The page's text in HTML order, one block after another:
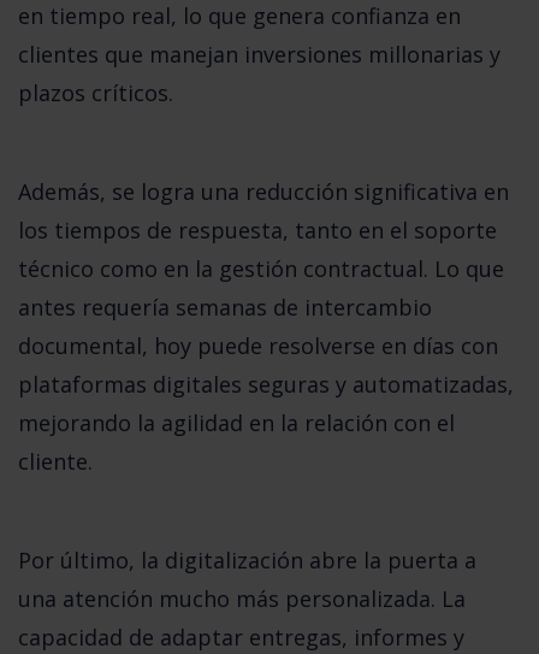
en tiempo real, lo que genera confianza en
clientes que manejan inversiones millonarias y
plazos críticos.
Además, se logra una reducción significativa en
los tiempos de respuesta, tanto en el soporte
técnico como en la gestión contractual. Lo que
antes requería semanas de intercambio
documental, hoy puede resolverse en días con
plataformas digitales seguras y automatizadas,
mejorando la agilidad en la relación con el
cliente.
Por último, la digitalización abre la puerta a
una atención mucho más personalizada. La
capacidad de adaptar entregas, informes y